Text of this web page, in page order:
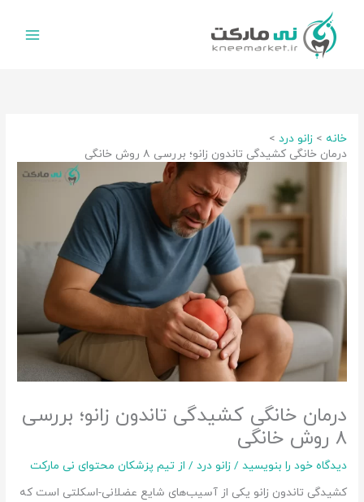
خانه
زانو درد
درمان خانگی کشیدگی تاندون زانو؛ بررسی ۸ روش خانگی
درمان خانگی کشیدگی تاندون زانو؛ بررسی
۸ روش خانگی
دیدگاه‌ خود را بنویسید / زانو درد / از تیم پزشکان محتوای نی مارکت
کشیدگی تاندون زانو یکی از آسیب‌های شایع عضلانی-اسکلتی است که